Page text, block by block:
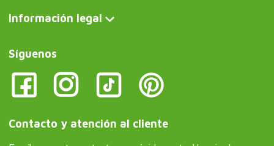
Información legal
Síguenos
Contacto y atención al cliente